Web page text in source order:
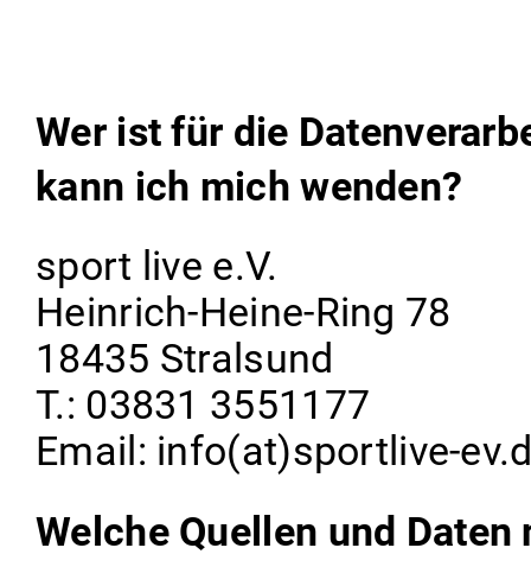
Wer ist für die
kann ich mich wenden?
sport live e.V.
Heinrich-Heine-Ring 78
18435 Stralsund
T.: 03831 3551177
Email: info(at)sportlive-
Welche Quellen und Daten